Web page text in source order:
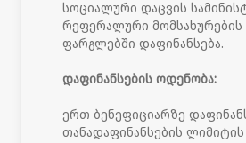
სოციალური დაცვის
რეფერალური მომსახურების
ფარგლებში დაფინანსება.
დაფინანსების ოდენობა:
ერთ ბენეფიციარზე
თანადაფინანსების